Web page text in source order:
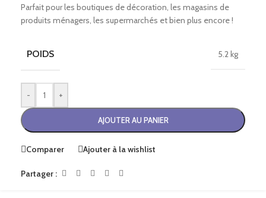
Parfait pour les boutiques de décoration, les magasins de
produits ménagers, les supermarchés et bien plus encore !
POIDS 5.2 kg
- +
AJOUTER AU PANIER
Comparer Ajouter à la wishlist
Partager :